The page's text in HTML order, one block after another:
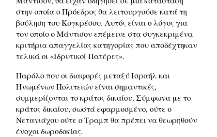
στην οποία ο Πρόεδρος θα λειτουργούσε κατά τη
βούληση του Κογκρέσου. Αυτός είναι ο λόγος για
τον οποίο ο Μάντισον επέμεινε στα συγκεκριμένα
κριτήρια απαγγελίας κατηγορίας που αποδέχτηκαν
τελικά οι «Ιδρυτικοί Πατέρες».
Παρόλο που οι διαφορές μεταξύ Ισραήλ και
Ηνωμένων Πολιτειών είναι σημαντικές,
συμμερίζονται το κράτος δικαίου. Σύμφωνα με το
κράτος δικαίου, σωστά εφαρμοσμένο, ούτε ο
Νετανιάχου ούτε ο Τραμπ θα πρέπει να θεωρηθούν
ένοχοι δωροδοκίας.